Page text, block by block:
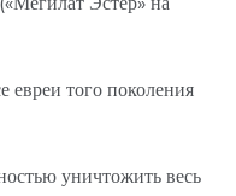
евреи того поколения
уничтожить весь